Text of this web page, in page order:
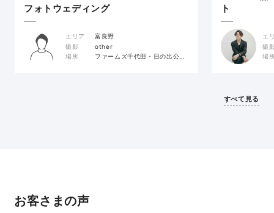
フォトウェディング
エリア
富良野
撮影
other
場所
ファームズ千代田・日の出公園・青い池・一本道
ト
エ
撮
場
すべて見る
お客さまの声